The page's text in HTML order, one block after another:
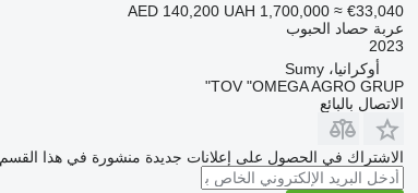
AED 140,200 UAH 1,700,000 ≈ €33,040
عربة حصاد الحبوب
2023
أوكرانيا، Sumy
TOV "OMEGA AGRO GRUP"
الاتصال بالبائع
الاشتراك في الحصول على إعلانات جديدة منشورة في هذا القسم